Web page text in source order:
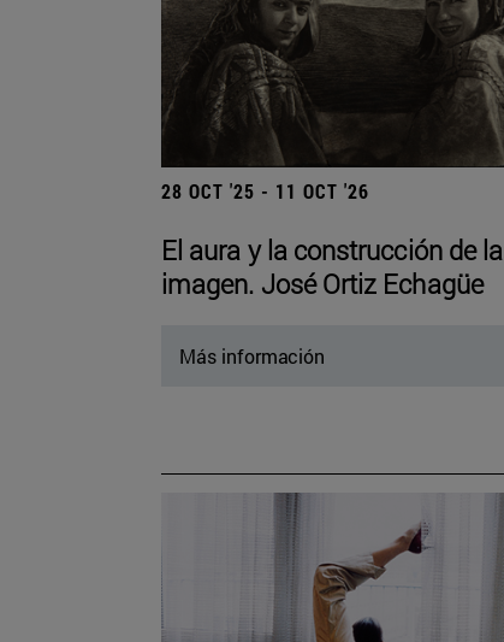
28 OCT '25 - 11 OCT '26
El aura y la construcción de la
imagen. José Ortiz Echagüe
Más información